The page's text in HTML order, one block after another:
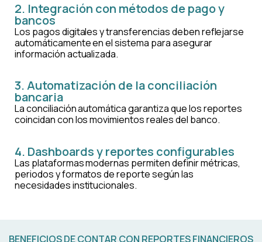
2. Integración con métodos de pago y
bancos
Los pagos digitales y transferencias deben reflejarse
automáticamente en el sistema para asegurar
información actualizada.
3. Automatización de la conciliación
bancaria
La conciliación automática garantiza que los reportes
coincidan con los movimientos reales del banco.
4. Dashboards y reportes configurables
Las plataformas modernas permiten definir métricas,
periodos y formatos de reporte según las
necesidades institucionales.
BENEFICIOS DE CONTAR CON REPORTES FINANCIEROS